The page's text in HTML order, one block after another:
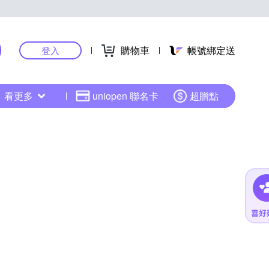
登入 購物車 帳號綁定送
看更多 uniopen 聯名卡 超贈點